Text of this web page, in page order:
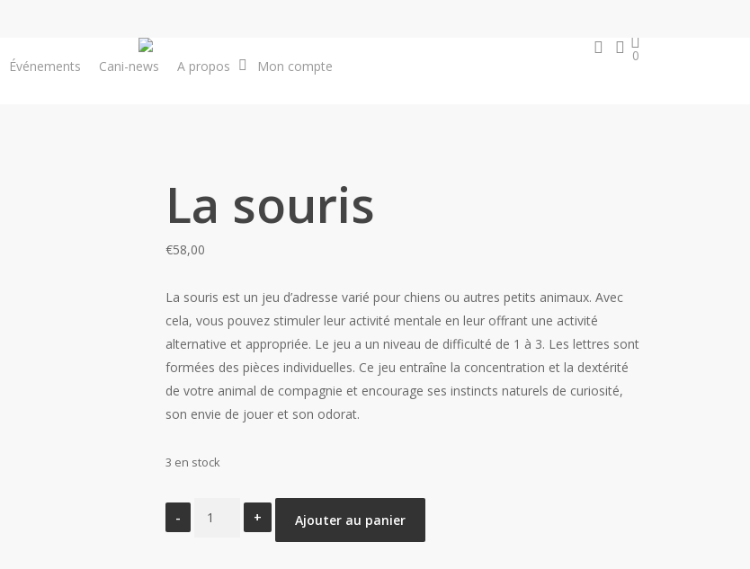
searchaccount
0
Événements Cani-news A propos Mon compte
La souris
€58,00
La souris est un jeu d’adresse varié pour chiens ou autres petits animaux. Avec
cela, vous pouvez stimuler leur activité mentale en leur offrant une activité
alternative et appropriée. Le jeu a un niveau de difficulté de 1 à 3. Les lettres sont
formées des pièces individuelles. Ce jeu entraîne la concentration et la dextérité
de votre animal de compagnie et encourage ses instincts naturels de curiosité,
son envie de jouer et son odorat.
3 en stock
Ajouter au panier